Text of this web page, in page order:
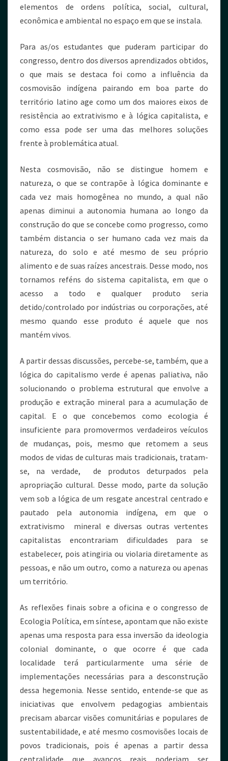
elementos de ordens política, social, cultural,
econômica e ambiental no espaço em que se instala.
Para as/os estudantes que puderam participar do
congresso, dentro dos diversos aprendizados obtidos,
o que mais se destaca foi como a influência da
cosmovisão indígena pairando em boa parte do
território latino age como um dos maiores eixos de
resistência ao extrativismo e à lógica capitalista, e
como essa pode ser uma das melhores soluções
frente à problemática atual.
Nesta cosmovisão, não se distingue homem e
natureza, o que se contrapõe à lógica dominante e
cada vez mais homogênea no mundo, a qual não
apenas diminui a autonomia humana ao longo da
construção do que se concebe como progresso, como
também distancia o ser humano cada vez mais da
natureza, do solo e até mesmo de seu próprio
alimento e de suas raízes ancestrais. Desse modo, nos
tornamos reféns do sistema capitalista, em que o
acesso a todo e qualquer produto seria
detido/controlado por indústrias ou corporações, até
mesmo quando esse produto é aquele que nos
mantém vivos.
A partir dessas discussões, percebe-se, também, que a
lógica do capitalismo verde é apenas paliativa, não
solucionando o problema estrutural que envolve a
produção e extração mineral para a acumulação de
capital. E o que concebemos como ecologia é
insuficiente para promovermos verdadeiros veículos
de mudanças, pois, mesmo que retomem a seus
modos de vidas de culturas mais tradicionais, tratam-
se, na verdade, de produtos deturpados pela
apropriação cultural. Desse modo, parte da solução
vem sob a lógica de um resgate ancestral centrado e
pautado pela autonomia indígena, em que o
extrativismo mineral e diversas outras vertentes
capitalistas encontrariam dificuldades para se
estabelecer, pois atingiria ou violaria diretamente as
pessoas, e não um outro, como a natureza ou apenas
um território.
As reflexões finais sobre a oficina e o congresso de
Ecologia Política, em síntese, apontam que não existe
apenas uma resposta para essa inversão da ideologia
colonial dominante, o que ocorre é que cada
localidade terá particularmente uma série de
implementações necessárias para a desconstrução
dessa hegemonia. Nesse sentido, entende-se que as
iniciativas que envolvem pedagogias ambientais
precisam abarcar visões comunitárias e populares de
sustentabilidade, e até mesmo cosmovisões locais de
povos tradicionais, pois é apenas a partir dessa